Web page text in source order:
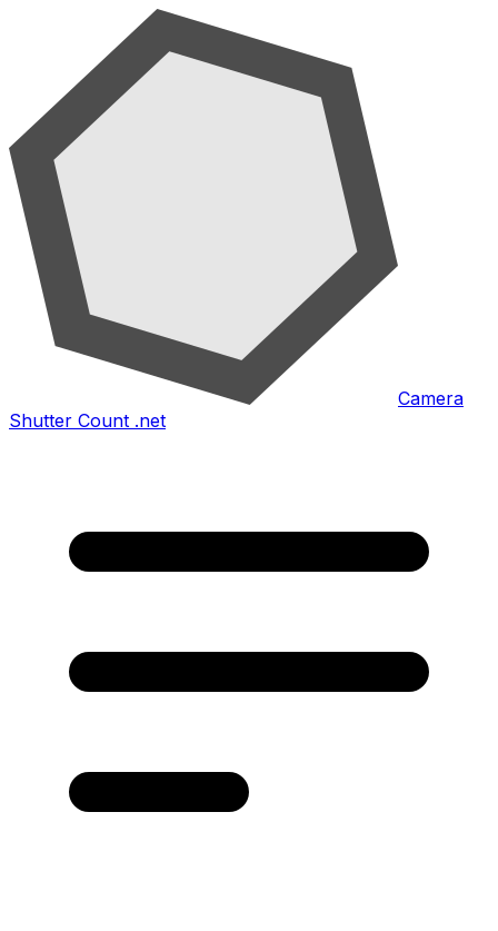
Camera
Shutter Count .net